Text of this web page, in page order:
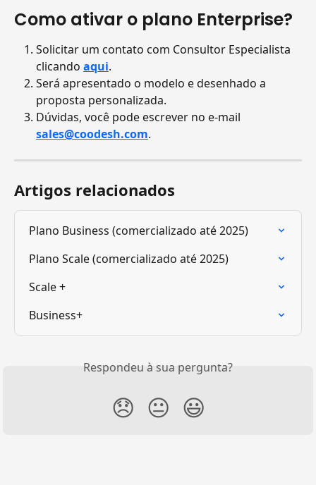
Como ativar o plano Enterprise?
Solicitar um contato com Consultor Especialista
clicando aqui.
Será apresentado o modelo e desenhado a
proposta personalizada.
Dúvidas, você pode escrever no e-mail
sales@coodesh.com.
Artigos relacionados
Plano Business (comercializado até 2025)
Plano Scale (comercializado até 2025)
Scale +
Business+
Respondeu à sua pergunta?
😞 😐 😃